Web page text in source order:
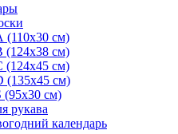
(110х30 см)
(124х38 см)
(124х45 см)
(135х45 см)
(95х30 см)
рукава
календарь